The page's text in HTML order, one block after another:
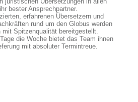
bester Ansprechpartner.
erfahrenen Übersetzern und
rund um den Globus werden
mit Spitzenqualität bereitgestellt.
die Woche bietet das Team ihnen
mit absoluter Termintreue.